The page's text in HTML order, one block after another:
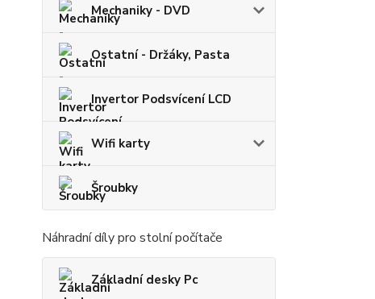
Mechaniky - DVD
Ostatní - Držáky, Pasta
Invertor Podsvícení LCD
Wifi karty
Šroubky
Náhradní díly pro stolní počítače
Základní desky Pc